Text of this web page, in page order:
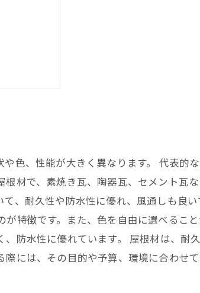
色、性能が大きく異なります。 代表的
材で、素焼き瓦、陶器瓦、セメント瓦
、耐久性や防水性に優れ、風通しも良
特徴です。また、色を自由に選べるこ
防水性に優れています。 屋根材は、耐
には、その目的や予算、環境に合わせ